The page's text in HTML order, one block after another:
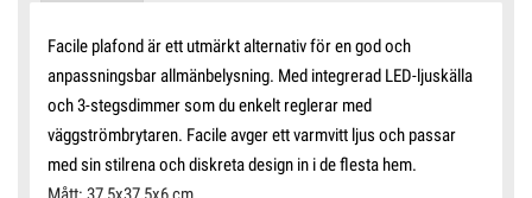
Facile plafond är ett utmärkt alternativ för en god och
anpassningsbar allmänbelysning. Med integrerad LED-ljuskälla
och 3-stegsdimmer som du enkelt reglerar med
väggströmbrytaren. Facile avger ett varmvitt ljus och passar
med sin stilrena och diskreta design in i de flesta hem.